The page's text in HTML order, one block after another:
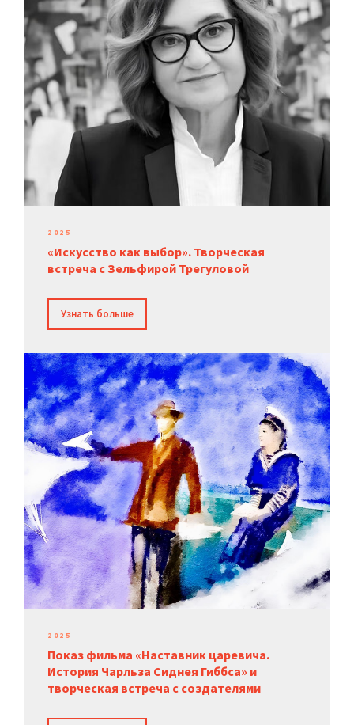
2025
«Искусство как выбор». Творческая
встреча с Зельфирой Трегуловой
Узнать больше
2025
Показ фильма «Наставник царевича.
История Чарльза Сиднея Гиббса» и
творческая встреча с создателями